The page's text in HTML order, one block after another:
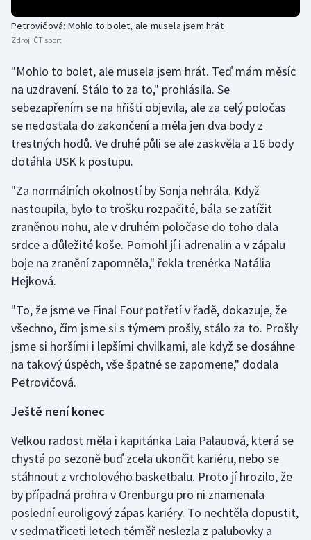
Motorsport
Olympijské hry
Parasport
Plavání
Plážový volejbal
Rychlobruslení
Rychlostní kanoistika
Short track
Sportovní střelba
Stolní tenis
Triatlon
Veslování
Vodní slalom
Volejbal
Ostatní
Petrovičová: Mohlo to bolet, ale musela jsem hrát
Zdroj: ČT sport
"Mohlo to bolet, ale musela jsem hrát. Teď mám měsíc
na uzdravení. Stálo to za to," prohlásila. Se
sebezapřením se na hřišti objevila, ale za celý poločas
se nedostala do zakončení a měla jen dva body z
trestných hodů. Ve druhé půli se ale zaskvěla a 16 body
dotáhla USK k postupu.
"Za normálních okolností by Sonja nehrála. Když
nastoupila, bylo to trošku rozpačité, bála se zatížit
zraněnou nohu, ale v druhém poločase do toho dala
srdce a důležité koše. Pomohl jí i adrenalin a v zápalu
boje na zranění zapomněla," řekla trenérka Natália
Hejková.
"To, že jsme ve Final Four potřetí v řadě, dokazuje, že
všechno, čím jsme si s týmem prošly, stálo za to. Prošly
jsme si horšími i lepšími chvilkami, ale když se dosáhne
na takový úspěch, vše špatné se zapomene," dodala
Petrovičová.
Ještě není konec
Velkou radost měla i kapitánka Laia Palauová, která se
chystá po sezoně buď zcela ukončit kariéru, nebo se
stáhnout z vrcholového basketbalu. Proto jí hrozilo, že
by případná prohra v Orenburgu pro ni znamenala
poslední euroligový zápas kariéry. To nechtěla dopustit,
v sedmatřiceti letech téměř neslezla z palubovky a